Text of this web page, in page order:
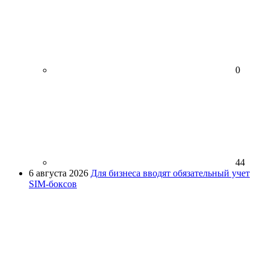
0
44
6 августа 2026 Для бизнеса вводят обязательный учет
SIM-боксов